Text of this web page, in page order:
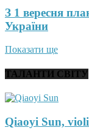
З 1 вересня
України
Показати ще
ТАЛАНТИ СВІТУ
Qiaoyi Sun,